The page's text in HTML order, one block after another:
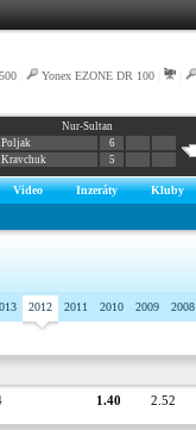
Yonex EZONE DR 100
Nur-Sultan
Poljak
6
Kravchuk
5
Video Inzeráty Kluby
2012 2011 2010 2009 2008
1.40 2.52